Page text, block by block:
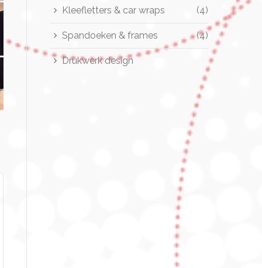
Kleefletters & car wraps (4)
Spandoeken & frames (4)
Drukwerk design